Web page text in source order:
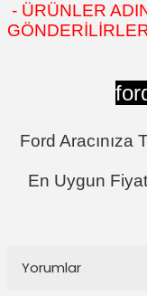
- ÜRÜNLER
Ford Aracınıza
En Uygun
Yorumlar